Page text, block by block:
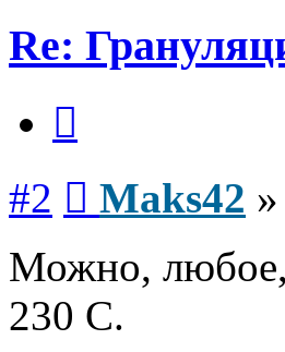
Re:
#2 Maks42 »
Можно, любое,
230 С.